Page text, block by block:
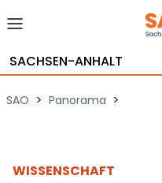
SACHSEN-ANHALT
SAO > Panorama >
WISSENSCHAFT